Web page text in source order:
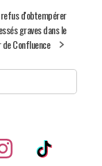
refus d'obtempérer
graves dans le
Confluence